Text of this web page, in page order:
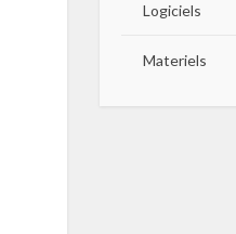
Logiciels
Materiels